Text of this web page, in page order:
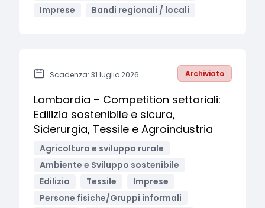
Imprese
Bandi regionali / locali
Scadenza: 31 luglio 2026 Archiviato
Lombardia – Competition settoriali:
Edilizia sostenibile e sicura,
Siderurgia, Tessile e Agroindustria
Agricoltura e sviluppo rurale
Ambiente e Sviluppo sostenibile
Edilizia
Tessile
Imprese
Persone fisiche/Gruppi informali